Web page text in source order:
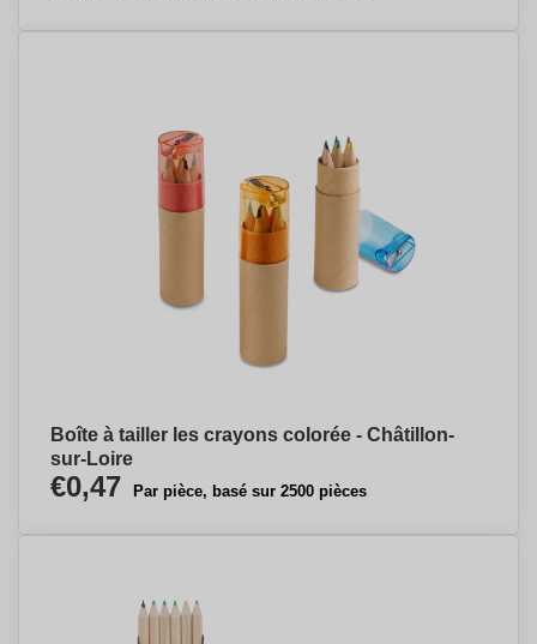
Boîte à tailler les crayons colorée - Châtillon-
sur-Loire
€0,47 Par pièce, basé sur 2500 pièces